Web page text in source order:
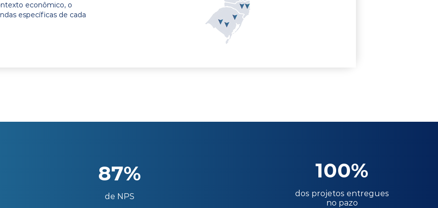
econômico, o
específicas de cada
87%
de NPS
100%
dos projetos entregues
no pazo